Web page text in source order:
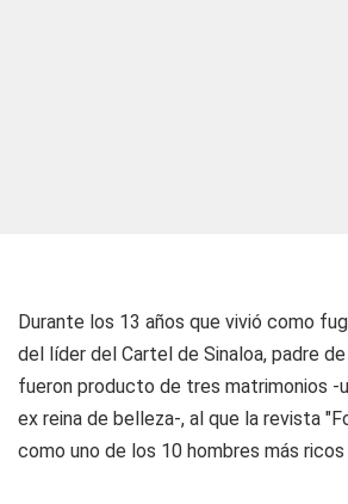
Durante los 13 años que vivió como
del líder del Cartel de Sinaloa, padre
fueron producto de tres matrimonios -
ex reina de belleza-, al que la revista
como uno de los 10 hombres más